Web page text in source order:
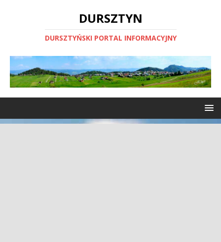
DURSZTYN
DURSZTYŃSKI PORTAL INFORMACYJNY